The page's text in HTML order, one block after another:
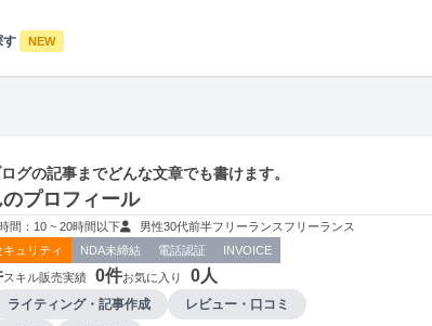
す NEW
グの記事までどんな文章でも書けます。
プロフィール
間：10 ~ 20時間以下 男性30代前半フリーランス フリーランス
キュリティ NDA未締結 電話認証 INVOICE
スキル販売実績 0件お気に入り 0人
ライティング・記事作成
レビュー・口コミ